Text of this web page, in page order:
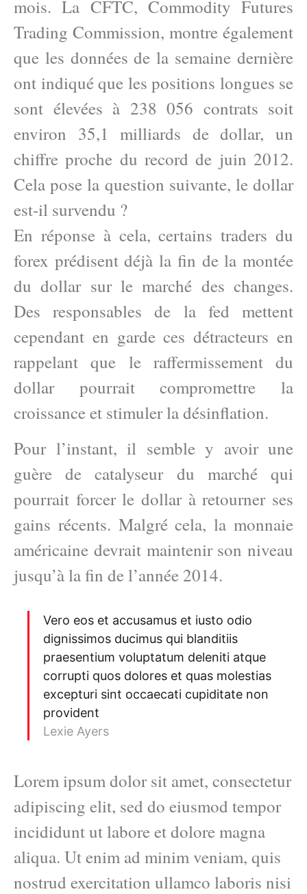
mois. La CFTC, Commodity Futures
Trading Commission, montre également
que les données de la semaine dernière
ont indiqué que les positions longues se
sont élevées à 238 056 contrats soit
environ 35,1 milliards de dollar, un
chiffre proche du record de juin 2012.
Cela pose la question suivante, le dollar
est-il survendu ?
En réponse à cela, certains traders du
forex prédisent déjà la fin de la montée
du dollar sur le marché des changes.
Des responsables de la fed mettent
cependant en garde ces détracteurs en
rappelant que le raffermissement du
dollar pourrait compromettre la
croissance et stimuler la désinflation.
Pour l’instant, il semble y avoir une
guère de catalyseur du marché qui
pourrait forcer le dollar à retourner ses
gains récents. Malgré cela, la monnaie
américaine devrait maintenir son niveau
jusqu’à la fin de l’année 2014.
Vero eos et accusamus et iusto odio
dignissimos ducimus qui blanditiis
praesentium voluptatum deleniti atque
corrupti quos dolores et quas molestias
excepturi sint occaecati cupiditate non
provident
Lexie Ayers
Lorem ipsum dolor sit amet, consectetur
adipiscing elit, sed do eiusmod tempor
incididunt ut labore et dolore magna
aliqua. Ut enim ad minim veniam, quis
nostrud exercitation ullamco laboris nisi